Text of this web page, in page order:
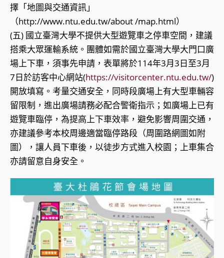
擇「地圖與交通資訊」
（http://www.ntu.edu.tw/about /map.html）
(五) 國立臺灣大學不提供大型遊覽車之停車空間，建議
搭乘大眾運輸系統。團體如需於國立臺灣大學大門口廣
場上下車，須事先申請，表單將於114年3月3日至3月
7日於訪客中心網站(https://visitorcenter.ntu.edu.tw/)
開放填寫。考量交通安全，同時段廣場上有大型車輛容
留限制，進出廣場請務必配合警衛指示；如廣場上已有
遊覽車臨停，為提高上下車效率，避免影響周圍交通，
亦建議參考本校周邊適當臨停路段（周圍路網圖如附
圖），讓人員下車後，以徒步方式進入校園；上車集合
亦請留意自身安全。